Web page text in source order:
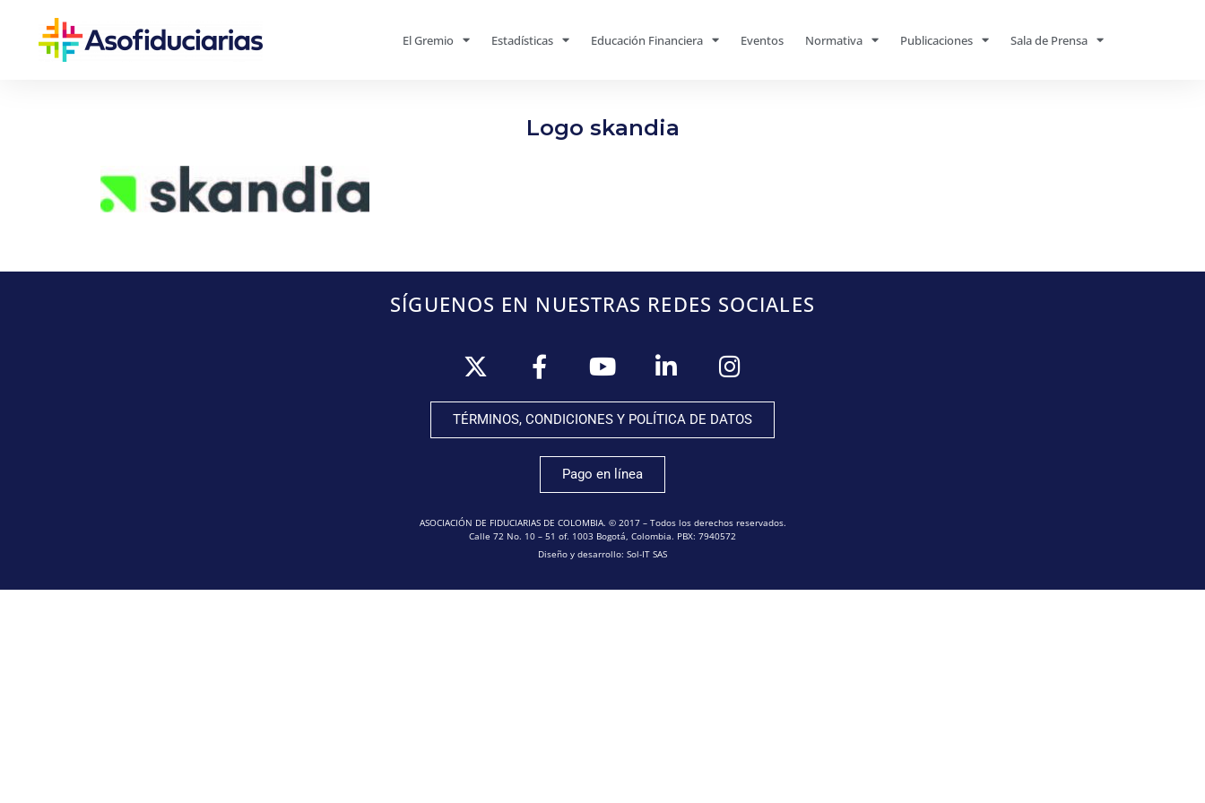
El Gremio Estadísticas Educación Financiera Eventos Normativa Publicaciones Sala de Prensa
Logo skandia
SÍGUENOS EN NUESTRAS REDES SOCIALES
TÉRMINOS, CONDICIONES Y POLÍTICA DE DATOS
Pago en línea
ASOCIACIÓN DE FIDUCIARIAS DE COLOMBIA. © 2017 – Todos los derechos reservados.
Calle 72 No. 10 – 51 of. 1003 Bogotá, Colombia. PBX: 7940572
Diseño y desarrollo: Sol-IT SAS